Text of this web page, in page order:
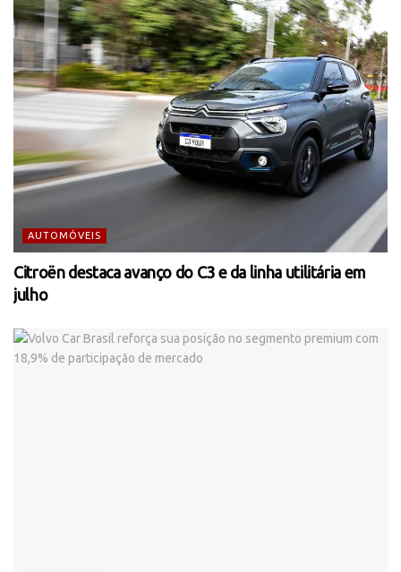
AUTOMÓVEIS
Citroën destaca avanço do C3 e da linha utilitária em
julho